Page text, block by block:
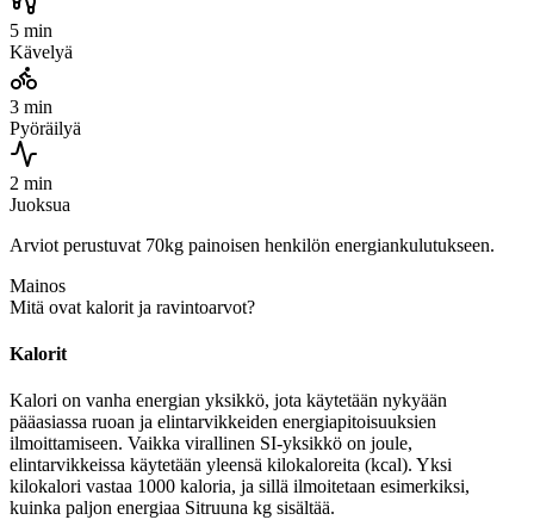
5 min
Kävelyä
3 min
Pyöräilyä
2 min
Juoksua
Arviot perustuvat 70kg painoisen henkilön energiankulutukseen.
Mainos
Mitä ovat kalorit ja ravintoarvot?
Kalorit
Kalori on vanha energian yksikkö, jota käytetään nykyään
pääasiassa ruoan ja elintarvikkeiden energiapitoisuuksien
ilmoittamiseen. Vaikka virallinen SI-yksikkö on joule,
elintarvikkeissa käytetään yleensä kilokaloreita (kcal). Yksi
kilokalori vastaa 1000 kaloria, ja sillä ilmoitetaan esimerkiksi,
kuinka paljon energiaa Sitruuna kg sisältää.